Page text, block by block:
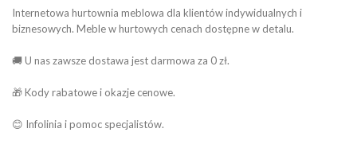
Internetowa hurtownia meblowa dla klientów indywidualnych i
biznesowych. Meble w hurtowych cenach dostępne w detalu.
🚚 U nas zawsze dostawa jest darmowa za 0 zł.
🎁 Kody rabatowe i okazje cenowe.
😊 Infolinia i pomoc specjalistów.